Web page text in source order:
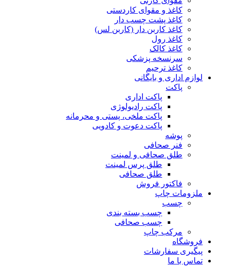
کاغذ و مقوای کاردستی
کاغذ پشت چسب‌ دار
کاغذ کاربن‌ دار (کاربن‌ لس)
کاغذ رول
کاغذ کالک
سرنسخه پزشکی
کاغذ ترحیم
لوازم اداری و بایگانی
پاکت
پاکت اداری
پاکت رادیولوژی
پاکت ملخی، پستی و محرمانه
پاکت دعوت و کادویی
پوشه
فنر صحافی
طلق صحافی و لمینت
طلق پرس لمینت
طلق صحافی
فاکتور فروش
ملزومات چاپ
چسب
چسب بسته بندی
چسب صحافی
مرکب چاپ
فروشگاه
پیگیری سفارشات
تماس با ما